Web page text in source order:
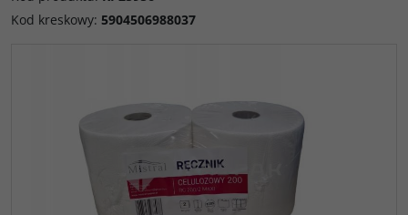
Kod kreskowy: 5904506988037